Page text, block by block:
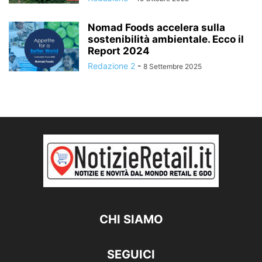
Nomad Foods accelera sulla
sostenibilità ambientale. Ecco il
Report 2024
Redazione 2 - 8 Settembre 2025
CHI SIAMO
SEGUICI